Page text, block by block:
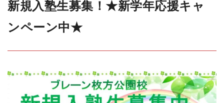
新規入塾生募集！★新学年応援キャ
ンペーン中★